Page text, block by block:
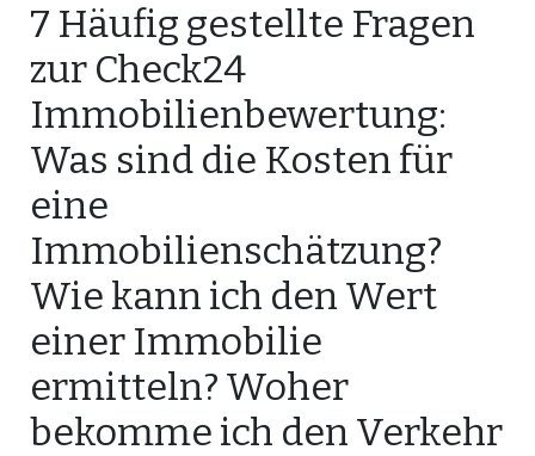
7 Häufig gestellte Fragen
zur Check24
Immobilienbewertung:
Was sind die Kosten für
eine
Immobilienschätzung?
Wie kann ich den Wert
einer Immobilie
ermitteln? Woher
bekomme ich den Verkehr